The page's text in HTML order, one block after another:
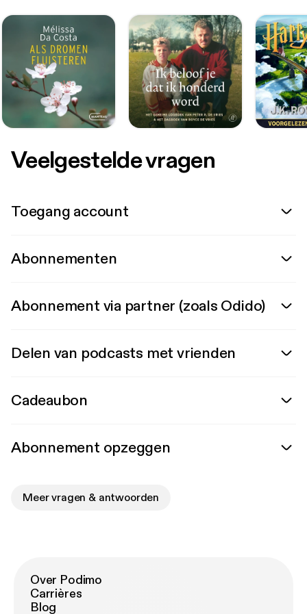
Veelgestelde vragen
Toegang account
Abonnementen
Abonnement via partner (zoals Odido)
Delen van podcasts met vrienden
Cadeaubon
Abonnement opzeggen
Meer vragen & antwoorden
Over Podimo
Carrières
Blog